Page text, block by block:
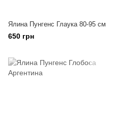
Ялина Пунгенс Глаука 80-95 см
650 грн